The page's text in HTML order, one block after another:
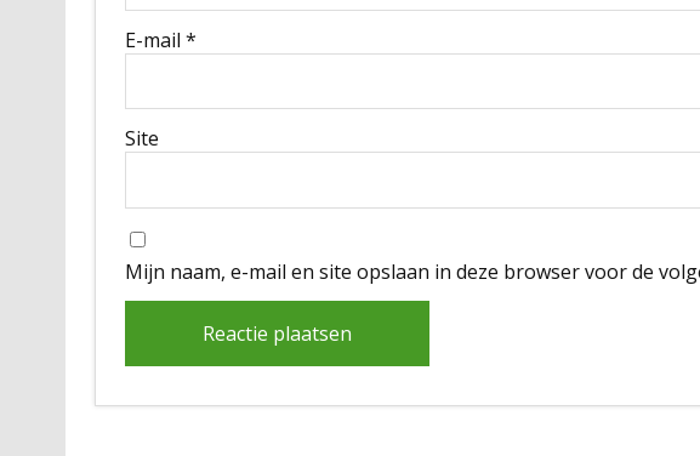
E-mail *
Site
Mijn naam, e-mail en site opslaan in deze browser voor de
Alternative: